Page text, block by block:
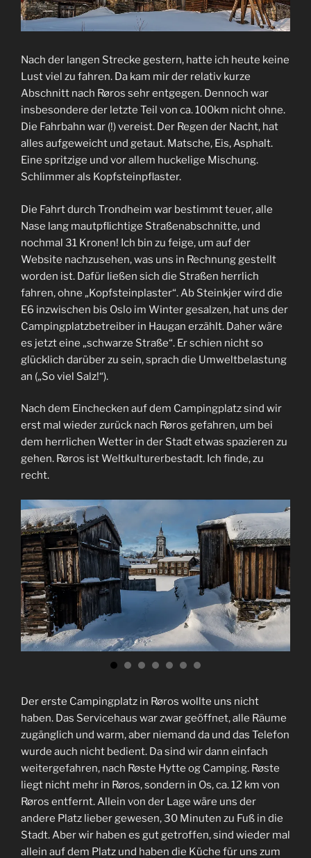
Nach der langen Strecke gestern, hatte ich heute keine
Lust viel zu fahren. Da kam mir der relativ kurze
Abschnitt nach Røros sehr entgegen. Dennoch war
insbesondere der letzte Teil von ca. 100km nicht ohne.
Die Fahrbahn war (!) vereist. Der Regen der Nacht, hat
alles aufgeweicht und getaut. Matsche, Eis, Asphalt.
Eine spritzige und vor allem huckelige Mischung.
Schlimmer als Kopfsteinpflaster.
Die Fahrt durch Trondheim war bestimmt teuer, alle
Nase lang mautpflichtige Straßenabschnitte, und
nochmal 31 Kronen! Ich bin zu feige, um auf der
Website nachzusehen, was uns in Rechnung gestellt
worden ist. Dafür ließen sich die Straßen herrlich
fahren, ohne „Kopfsteinplaster“. Ab Steinkjer wird die
E6 inzwischen bis Oslo im Winter gesalzen, hat uns der
Campingplatzbetreiber in Haugan erzählt. Daher wäre
es jetzt eine „schwarze Straße“. Er schien nicht so
glücklich darüber zu sein, sprach die Umweltbelastung
an („So viel Salz!“).
Nach dem Einchecken auf dem Campingplatz sind wir
erst mal wieder zurück nach Røros gefahren, um bei
dem herrlichen Wetter in der Stadt etwas spazieren zu
gehen. Røros ist Weltkulturerbestadt. Ich finde, zu
recht.
Der erste Campingplatz in Røros wollte uns nicht
haben. Das Servicehaus war zwar geöffnet, alle Räume
zugänglich und warm, aber niemand da und das Telefon
wurde auch nicht bedient. Da sind wir dann einfach
weitergefahren, nach Røste Hytte og Camping. Røste
liegt nicht mehr in Røros, sondern in Os, ca. 12 km von
Røros entfernt. Allein von der Lage wäre uns der
andere Platz lieber gewesen, 30 Minuten zu Fuß in die
Stadt. Aber wir haben es gut getroffen, sind wieder mal
allein auf dem Platz und haben die Küche für uns zum